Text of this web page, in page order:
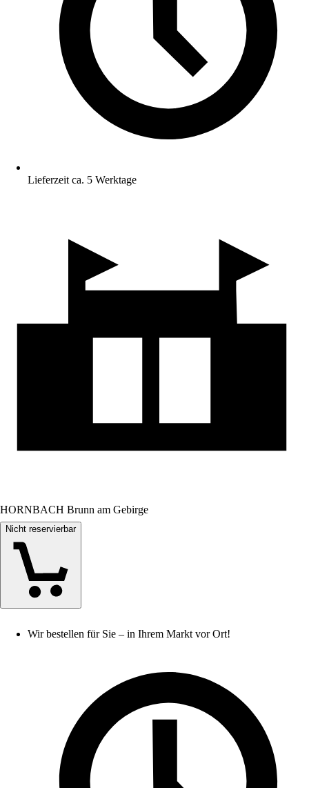
Lieferzeit ca. 5 Werktage
HORNBACH Brunn am Gebirge
Nicht reservierbar
Wir bestellen für Sie – in Ihrem Markt vor Ort!